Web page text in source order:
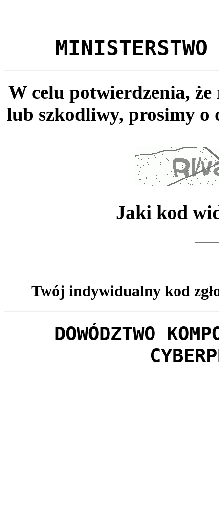
MINISTERSTWO
W celu potwierdzenia,
lub szkodliwy, prosimy o
Jaki kod
Twój indywidualny kod
DOWÓDZTWO